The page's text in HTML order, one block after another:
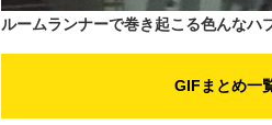
ルームランナーで巻き起こる色んなハ
GIFまとめ一